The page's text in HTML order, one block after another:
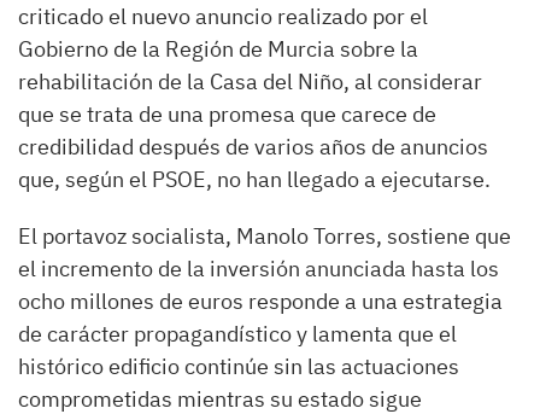
criticado el nuevo anuncio realizado por el
Gobierno de la Región de Murcia sobre la
rehabilitación de la Casa del Niño, al considerar
que se trata de una promesa que carece de
credibilidad después de varios años de anuncios
que, según el PSOE, no han llegado a ejecutarse.
El portavoz socialista, Manolo Torres, sostiene que
el incremento de la inversión anunciada hasta los
ocho millones de euros responde a una estrategia
de carácter propagandístico y lamenta que el
histórico edificio continúe sin las actuaciones
comprometidas mientras su estado sigue